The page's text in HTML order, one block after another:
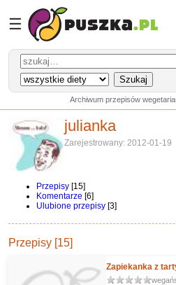
☰
Archiwum przepisów
julianka
Zarejestrowany: 2012-01-19
Przepisy [15]
Komentarze [6]
Ulubione przepisy [3]
Przepisy [15]
Zapiekanka z